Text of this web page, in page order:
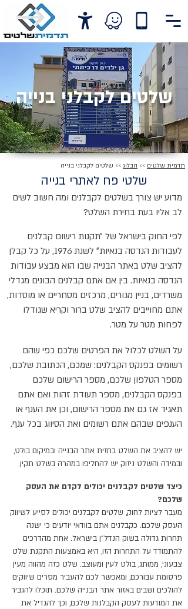
שלטים לקבלני בנייה
תדמית שלטים >> הבלוג >> שלטים לקבלני בנייה
שלטי פח לאתרי בנייה
מדוע יש צורך בשלטים לקבלנים ומה חשוב לשים
לב אליו בעת בחירת השלט?
לפי החוק בישראל של ״תקנות רישום קבלנים
לעבודות הנדסה בנאיות״ לשנת 1976, על כל קבלן
להציב שלט באתר הבנייה שבו הוא מבצע עבודות
הנדסה בנאיות. בין אם אתם קבלנים הבונים מגדלי
משרדים, בניין מגורים, מרכזים מסחריים או מוסדות,
אתם מחוייבים להציב שלט ברור וקריא שגודלו
לפחות מטר על מטר.
על השלט לכלול את הפרטים שלכם כפי שהם
רשומים בפנקס הקבלנים: שמכם, הכתובת שלכם,
מספר הטלפון שלכם, מספר הרישום שלכם
בפנקס הקבלנים, מספר תעודת זהות ואם אתם
תאגיד אז גם את מספר הרישום, וכן את הענף או
הענפים שבהם אתם רשומים ואת הסיווג בכל ענף.
יש להציב את השלט בחזית אתר הבנייה ובמיקום בולט,
ובמידה והשלט ניזוק יש להחליפו במהרה בשלט תקין.
כיצד שלטים לקבלנים יכולים לקדם את העסק
שלכם?
מעבר לציות לחוק, שלטים לקבלנים יכולים לסייע לשיווק
העסק שלכם. כקבלנים אתם בוודאי יודעים כי ישנה
תחרות גדולה בשוק הנדל״ן בישראל. אחת מהדרכים
להתמודד על התחרות הזו, היא באמצעות התקנת שלט
צבעוני, ממותג, בולט לעין ומעוצב. שלט כזה מהווה מעין
פרסומת עבורכם, ומאפשר לכם להעביר מסרים שיווקים
להולכים ושבים באזור אתר הבנייה שלכם. תוכלו להגביר
את המודעות לעסק הקבלנות שלכם, וכך להגדיל את